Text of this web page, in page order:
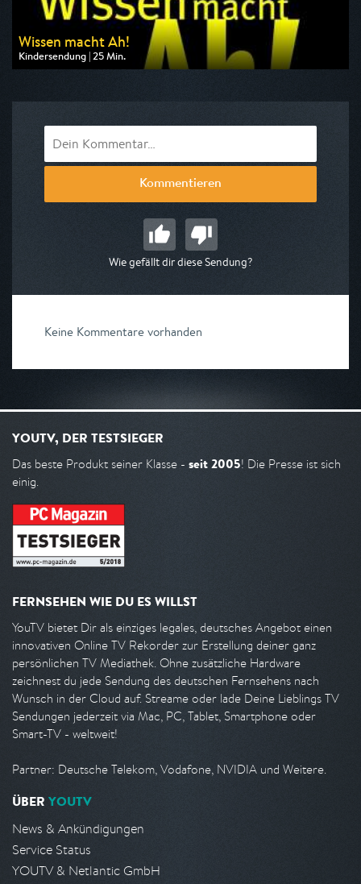
Wissen macht Ah!
Kindersendung | 25 Min.
Ausgestrahlt von ARD alpha
Kommentieren
Wie gefällt dir diese Sendung?
Keine Kommentare vorhanden
YOUTV, DER TESTSIEGER
Das beste Produkt seiner Klasse - seit 2005! Die Presse ist sich
einig.
FERNSEHEN WIE DU ES WILLST
YouTV bietet Dir als einziges legales, deutsches Angebot einen
innovativen Online TV Rekorder zur Erstellung deiner ganz
persönlichen TV Mediathek. Ohne zusätzliche Hardware
zeichnest du jede Sendung des deutschen Fernsehens nach
Wunsch in der Cloud auf. Streame oder lade Deine Lieblings TV
Sendungen jederzeit via Mac, PC, Tablet, Smartphone oder
Smart-TV - weltweit!
Partner: Deutsche Telekom, Vodafone, NVIDIA und Weitere.
ÜBER YOUTV
News & Ankündigungen
Service Status
YOUTV & Netlantic GmbH